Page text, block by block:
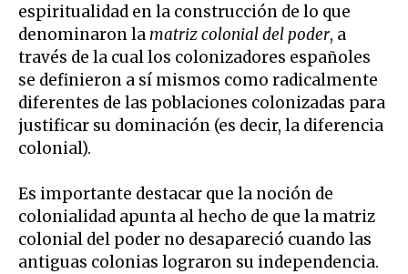
espiritualidad en la construcción de lo que
denominaron la matriz colonial del poder, a
través de la cual los colonizadores españoles
se definieron a sí mismos como radicalmente
diferentes de las poblaciones colonizadas para
justificar su dominación (es decir, la diferencia
colonial).
Es importante destacar que la noción de
colonialidad apunta al hecho de que la matriz
colonial del poder no desapareció cuando las
antiguas colonias lograron su independencia.